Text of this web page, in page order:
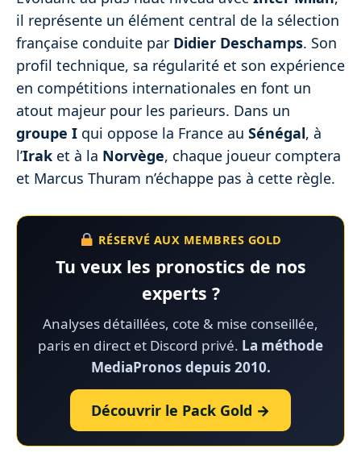
il représente un élément central de la sélection
française conduite par Didier Deschamps. Son
profil technique, sa régularité et son expérience
en compétitions internationales en font un
atout majeur pour les parieurs. Dans un
groupe I qui oppose la France au Sénégal, à
l’Irak et à la Norvège, chaque joueur comptera
et Marcus Thuram n’échappe pas à cette règle.
RÉSERVÉ AUX MEMBRES GOLD
Tu veux les pronostics de nos
experts ?
Analyses détaillées, cote & mise conseillée,
paris en direct et Discord privé. La méthode
MediaPronos depuis 2010.
Découvrir le Pack Gold →